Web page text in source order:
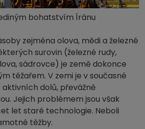
bohatstvím Íránu
zejména olova, mědi a železné
surovin (železné rudy,
sádrovce) je země dokonce
těžařem. V zemi je v současné
dolů, převážně
Jejich problémem jsou však
let staré technologie. Neboli
těžby.